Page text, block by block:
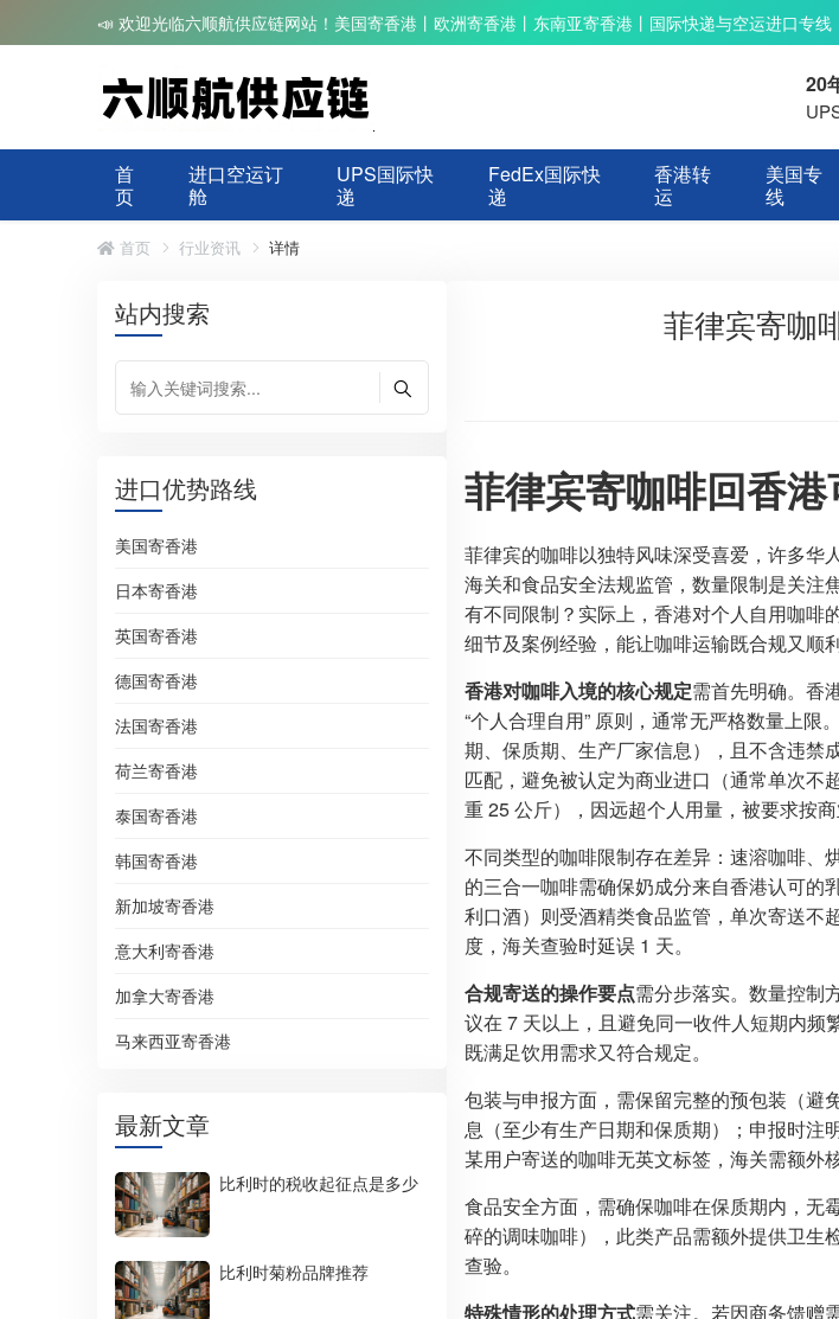
📣 欢迎光临六顺航供应链网站！美国寄香港丨欧洲寄香港丨东南亚寄香港丨国际快递与空运进口专线
20
首
页
进口空运订
舱
UPS国际快
递
FedEx国际快
递
香港转
运
美国专
线
首页 行业资讯 详情
站内搜索
进口优势路线
美国寄香港
日本寄香港
英国寄香港
德国寄香港
法国寄香港
荷兰寄香港
泰国寄香港
韩国寄香港
新加坡寄香港
意大利寄香港
加拿大寄香港
马来西亚寄香港
最新文章
比利时的税收起征点是多少
比利时菊粉品牌推荐
菲律宾寄咖
菲律宾寄咖啡回香
菲律宾的咖啡以独特风味深受喜爱，许多华
海关和食品安全法规监管，数量限制是关注
有不同限制？实际上，香港对个人自用咖啡
细节及案例经验，能让咖啡运输既合规又顺利
香港对咖啡入境的核心规定需首先明确。香
“个人合理自用” 原则，通常无严格数量上
期、保质期、生产厂家信息），且不含违禁
匹配，避免被认定为商业进口（通常单次不
重 25 公斤），因远超个人用量，被要求按
不同类型的咖啡限制存在差异：速溶咖啡、
的三合一咖啡需确保奶成分来自香港认可的
利口酒）则受酒精类食品监管，单次寄送不
度，海关查验时延误 1 天。
合规寄送的操作要点需分步落实。数量控制
议在 7 天以上，且避免同一收件人短期内频
既满足饮用需求又符合规定。
包装与申报方面，需保留完整的预包装（避
息（至少有生产日期和保质期）；申报时注
某用户寄送的咖啡无英文标签，海关需额外
食品安全方面，需确保咖啡在保质期内，无
碎的调味咖啡），此类产品需额外提供卫生
查验。
特殊情形的处理方式需关注。若因商务馈赠